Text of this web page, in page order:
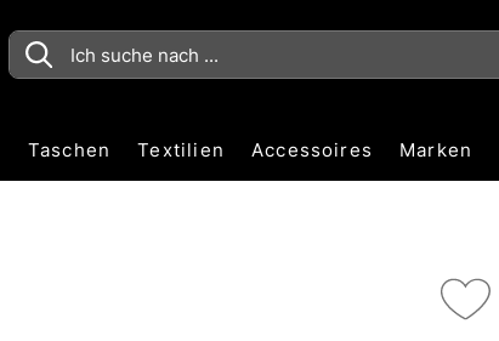
Taschen Textilien Accessoires Marken